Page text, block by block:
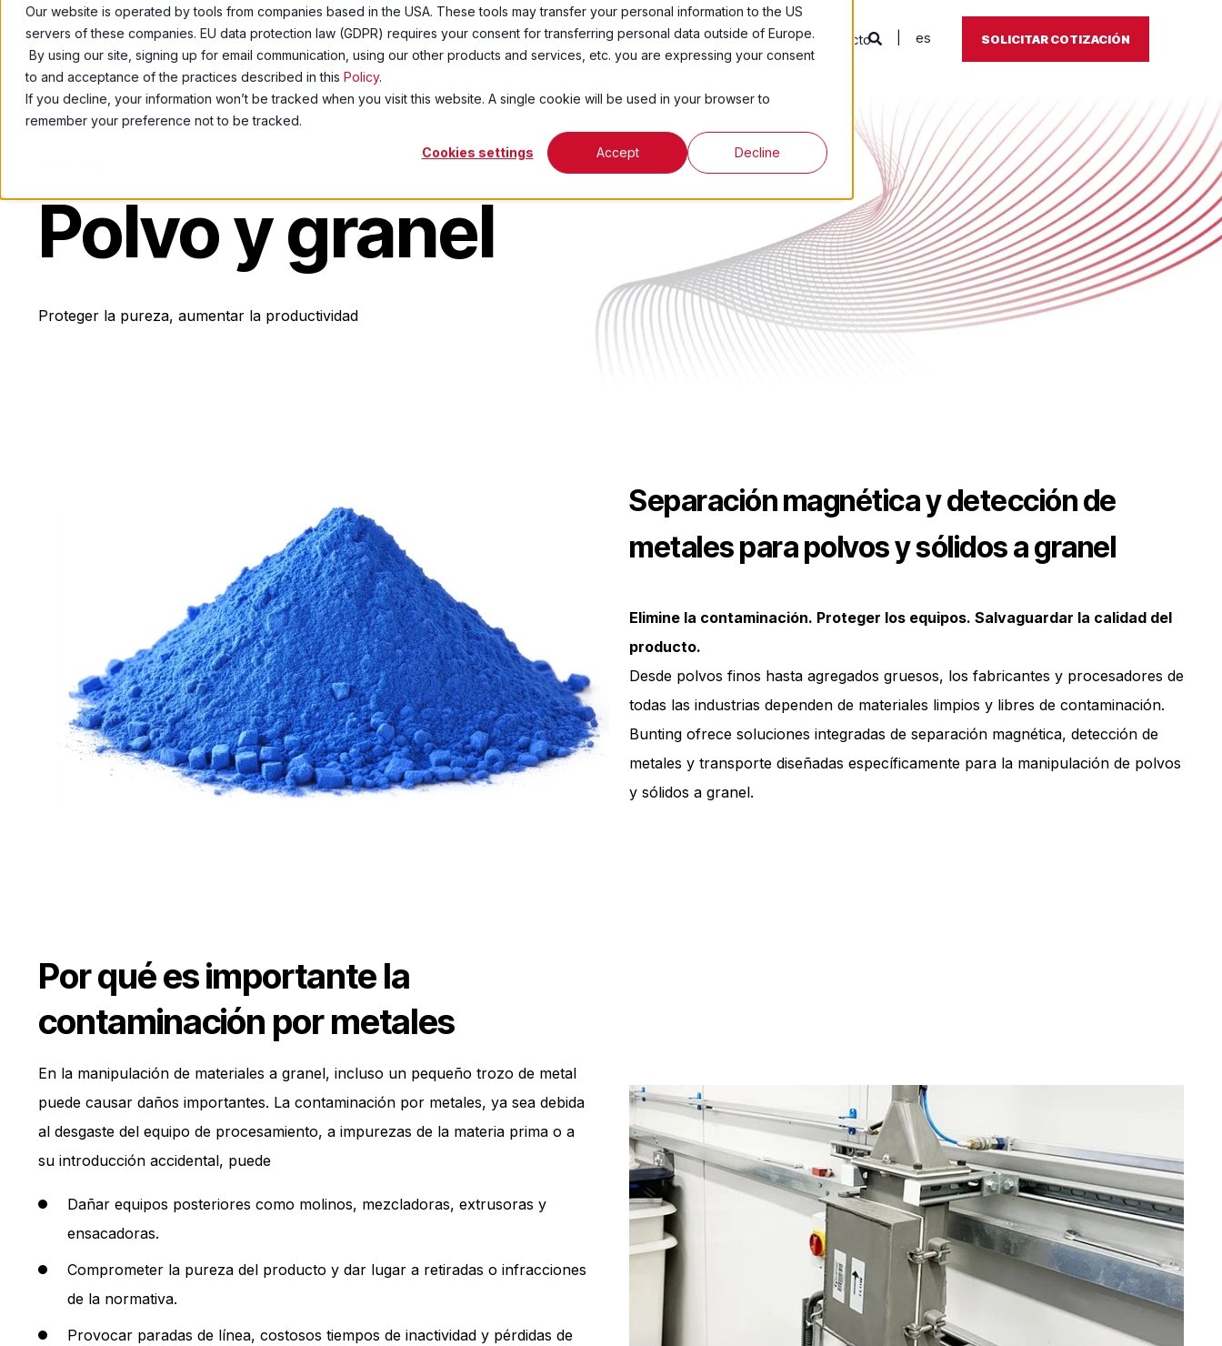
Our website is operated by tools from companies based in the USA. These tools may transfer your personal information to the US
servers of these companies. EU data protection law (GDPR) requires your consent for transferring personal data outside of Europe.
By using our site, signing up for email communication, using our other products and services, etc. you are expressing your consent
to and acceptance of the practices described in this Policy.
If you decline, your information won’t be tracked when you visit this website. A single cookie will be used in your browser to
remember your preference not to be tracked.
Cookies settings Accept Decline
Productos Industrias Acerca De Recursos Contacto es SOLICITAR COTIZACIÓN
Polvo y granel
Proteger la pureza, aumentar la productividad
Separación magnética y detección de
metales para polvos y sólidos a granel
Elimine la contaminación. Proteger los equipos. Salvaguardar la calidad del
producto.
Desde polvos finos hasta agregados gruesos, los fabricantes y procesadores de
todas las industrias dependen de materiales limpios y libres de contaminación.
Bunting ofrece soluciones integradas de separación magnética, detección de
metales y transporte diseñadas específicamente para la manipulación de polvos
y sólidos a granel.
Por qué es importante la
contaminación por metales
En la manipulación de materiales a granel, incluso un pequeño trozo de metal
puede causar daños importantes. La contaminación por metales, ya sea debida
al desgaste del equipo de procesamiento, a impurezas de la materia prima o a
su introducción accidental, puede
Dañar equipos posteriores como molinos, mezcladoras, extrusoras y
ensacadoras.
Comprometer la pureza del producto y dar lugar a retiradas o infracciones
de la normativa.
Provocar paradas de línea, costosos tiempos de inactividad y pérdidas de